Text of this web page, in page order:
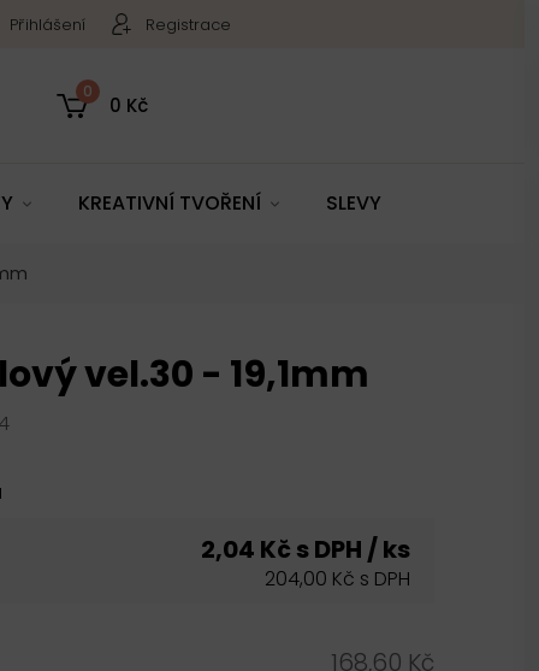
Přihlášení Registrace
0
0 Kč
KREATIVNÍ TVOŘENÍ SLEVY
vel.30 - 19,1mm
2,04 Kč s DPH / ks
204,00 Kč s DPH
168,60 Kč